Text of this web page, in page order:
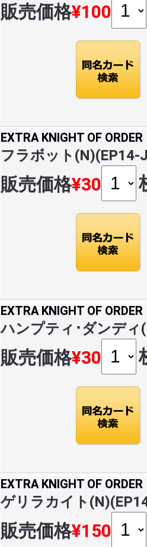
販売価格¥100
EXTRA KNIGHT OF ORDER
フラボット(N)(EP14-
販売価格¥30
EXTRA KNIGHT OF ORDER
ハンプティ･ダンディ
販売価格¥30
EXTRA KNIGHT OF ORDER
ゲリラカイト
販売価格¥150